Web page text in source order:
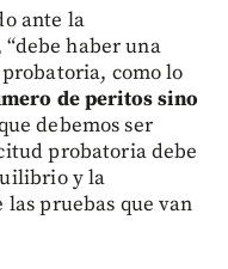
ante la
haber una
como lo
de peritos sino
debemos ser
probatoria debe
y la
pruebas que van